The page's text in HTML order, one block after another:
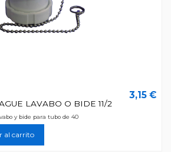
LAVABO O BIDE 11/2
3,15 €
y bide para tubo de 40
al carrito